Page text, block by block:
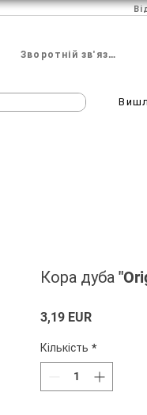
Зворотній зв'язок
Кора дуба
3,19 EURЦіна
Кількість *